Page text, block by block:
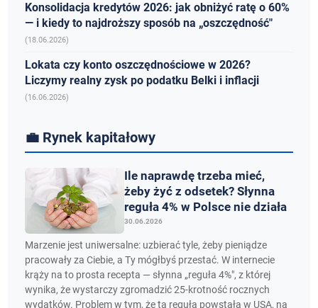
Konsolidacja kredytów 2026: jak obniżyć ratę o 60%
— i kiedy to najdroższy sposób na „oszczędność"
(18.06.2026)
Lokata czy konto oszczędnościowe w 2026?
Liczymy realny zysk po podatku Belki i inflacji
(16.06.2026)
💼 Rynek kapitałowy
Ile naprawdę trzeba mieć,
żeby żyć z odsetek? Słynna
reguła 4% w Polsce nie działa
30.06.2026
Marzenie jest uniwersalne: uzbierać tyle, żeby pieniądze
pracowały za Ciebie, a Ty mógłbyś przestać. W internecie
krąży na to prosta recepta — słynna „reguła 4%", z której
wynika, że wystarczy zgromadzić 25-krotność rocznych
wydatków. Problem w tym, że ta reguła powstała w USA, na